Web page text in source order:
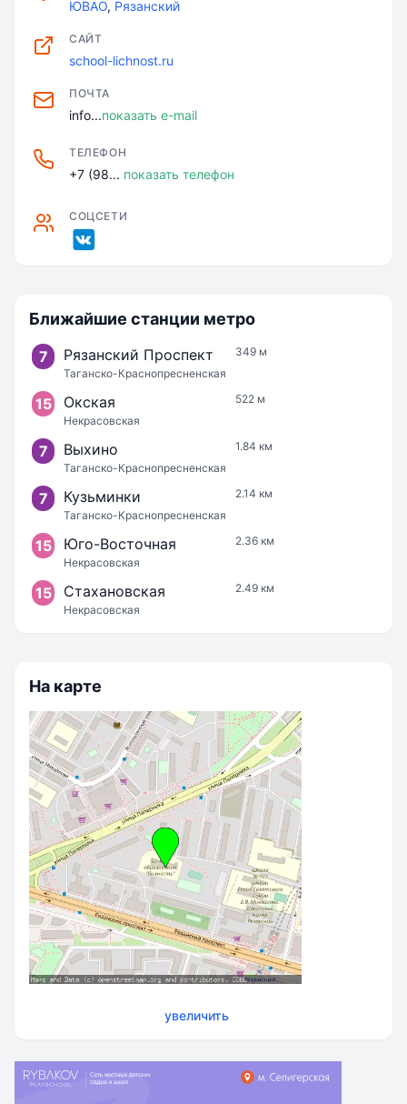
ЮВАО, Рязанский
САЙТ
school-lichnost.ru
ПОЧТА
info...показать e-mail
ТЕЛЕФОН
+7 (98... показать телефон
СОЦСЕТИ
Ближайшие станции метро
7 Рязанский Проспект
Таганско-Краснопресненская
349 м
15 Окская
Некрасовская
522 м
7 Выхино
Таганско-Краснопресненская
1.84 км
7 Кузьминки
Таганско-Краснопресненская
2.14 км
15 Юго-Восточная
Некрасовская
2.36 км
15 Стахановская
Некрасовская
2.49 км
На карте
увеличить